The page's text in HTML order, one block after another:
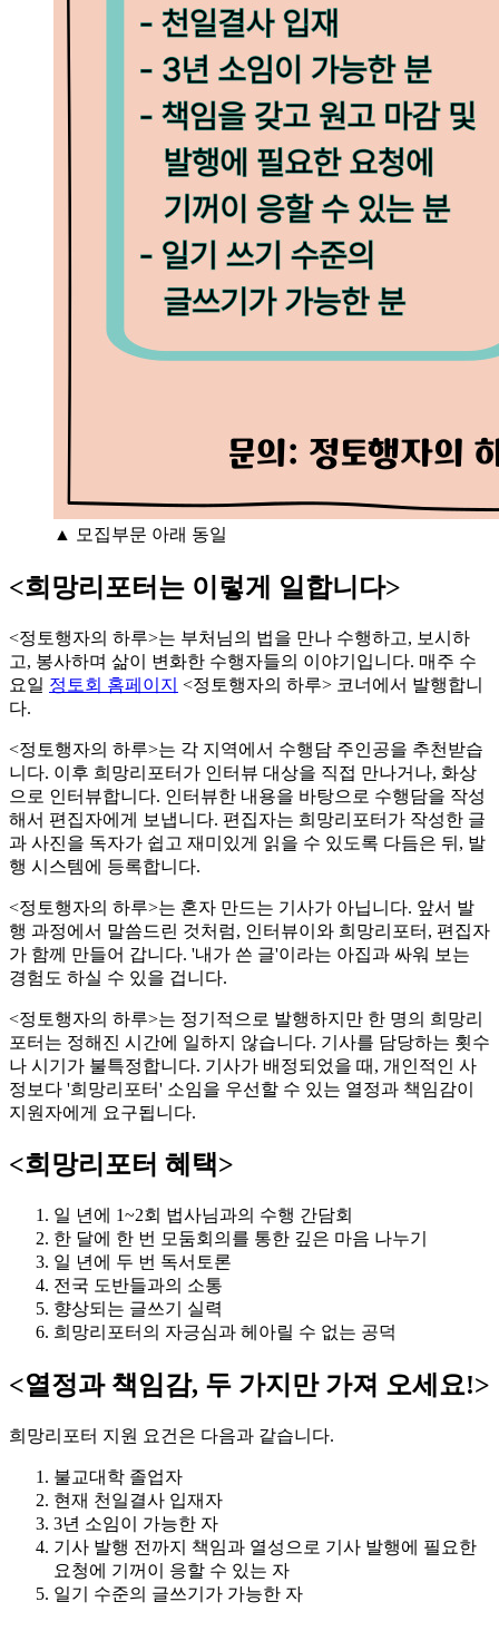
▲ 모집부문 아래 동일
<희망리포터는 이렇게 일합니다>
<정토행자의 하루>는 부처님의 법을 만나 수행하고, 보시하
고, 봉사하며 삶이 변화한 수행자들의 이야기입니다. 매주 수
요일 정토회 홈페이지 <정토행자의 하루> 코너에서 발행합니
다.
<정토행자의 하루>는 각 지역에서 수행담 주인공을 추천받습
니다. 이후 희망리포터가 인터뷰 대상을 직접 만나거나, 화상
으로 인터뷰합니다. 인터뷰한 내용을 바탕으로 수행담을 작성
해서 편집자에게 보냅니다. 편집자는 희망리포터가 작성한 글
과 사진을 독자가 쉽고 재미있게 읽을 수 있도록 다듬은 뒤, 발
행 시스템에 등록합니다.
<정토행자의 하루>는 혼자 만드는 기사가 아닙니다. 앞서 발
행 과정에서 말씀드린 것처럼, 인터뷰이와 희망리포터, 편집자
가 함께 만들어 갑니다. '내가 쓴 글'이라는 아집과 싸워 보는
경험도 하실 수 있을 겁니다.
<정토행자의 하루>는 정기적으로 발행하지만 한 명의 희망리
포터는 정해진 시간에 일하지 않습니다. 기사를 담당하는 횟수
나 시기가 불특정합니다. 기사가 배정되었을 때, 개인적인 사
정보다 '희망리포터' 소임을 우선할 수 있는 열정과 책임감이
지원자에게 요구됩니다.
<희망리포터 혜택>
일 년에 1~2회 법사님과의 수행 간담회
한 달에 한 번 모둠회의를 통한 깊은 마음 나누기
일 년에 두 번 독서토론
전국 도반들과의 소통
향상되는 글쓰기 실력
희망리포터의 자긍심과 헤아릴 수 없는 공덕
<열정과 책임감, 두 가지만 가져 오세요!>
희망리포터 지원 요건은 다음과 같습니다.
불교대학 졸업자
현재 천일결사 입재자
3년 소임이 가능한 자
기사 발행 전까지 책임과 열성으로 기사 발행에 필요한
요청에 기꺼이 응할 수 있는 자
일기 수준의 글쓰기가 가능한 자